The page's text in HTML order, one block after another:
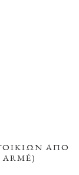
ΑΠΟ